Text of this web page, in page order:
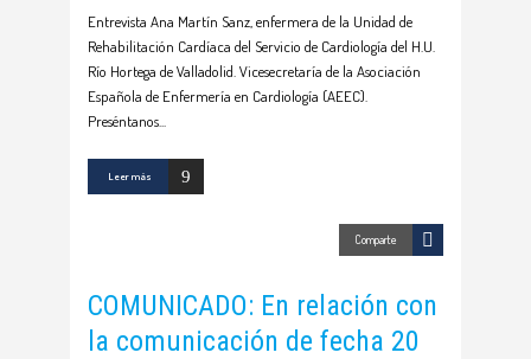
Entrevista Ana Martín Sanz, enfermera de la Unidad de
Rehabilitación Cardíaca del Servicio de Cardiología del H.U.
Río Hortega de Valladolid. Vicesecretaría de la Asociación
Española de Enfermería en Cardiología (AEEC).
Preséntanos
Leer más
Comparte
COMUNICADO: En relación con
la comunicación de fecha 20